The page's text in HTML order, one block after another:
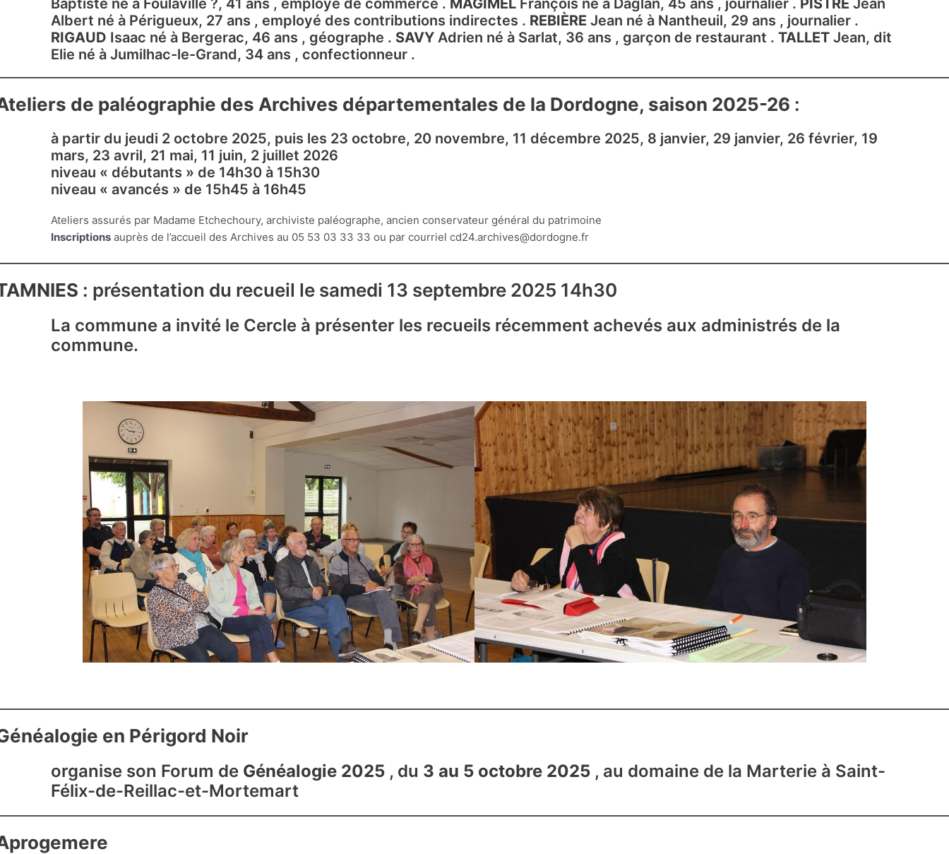
Baptiste né à Foulaville ?, 41 ans , employé de commerce . MAGIMEL François né à Daglan, 45 ans , journalier . PISTRE Jean
Albert né à Périgueux, 27 ans , employé des contributions indirectes . REBIÈRE Jean né à Nantheuil, 29 ans , journalier .
RIGAUD Isaac né à Bergerac, 46 ans , géographe . SAVY Adrien né à Sarlat, 36 ans , garçon de restaurant . TALLET Jean, dit
Elie né à Jumilhac-le-Grand, 34 ans , confectionneur .
de paléographie des Archives départementales de la Dordogne, saison 2025-26 :
à partir du jeudi 2 octobre 2025, puis les 23 octobre, 20 novembre, 11 décembre 2025, 8 janvier, 29 janvier, 26 février, 19
mars, 23 avril, 21 mai, 11 juin, 2 juillet 2026
niveau « débutants » de 14h30 à 15h30
niveau « avancés » de 15h45 à 16h45
Ateliers assurés par Madame Etchechoury, archiviste paléographe, ancien conservateur général du patrimoine
Inscriptions auprès de l’accueil des Archives au 05 53 03 33 33 ou par courriel cd24.archives@dordogne.fr
: présentation du recueil le samedi 13 septembre 2025 14h30
La commune a invité le Cercle à présenter les recueils récemment achevés aux administrés de la
commune.
en Périgord Noir
organise son Forum de Généalogie 2025 , du 3 au 5 octobre 2025 , au domaine de la Marterie à Saint-
Félix-de-Reillac-et-Mortemart